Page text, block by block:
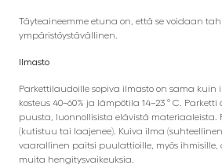
Täyteaineemme etuna on, että se voidaan
ympäristöystävällinen.
Ilmasto
Parkettilaudoille sopiva ilmasto on sama kuin
kosteus 40–60% ja lämpötila 14–23 ° C.
puusta, luonnollisista elävistä
(kutistuu tai laajenee). Kuiva ilma (suhteellinen
vaarallinen paitsi puulattioille, myös
muita hengitysvaikeuksia.